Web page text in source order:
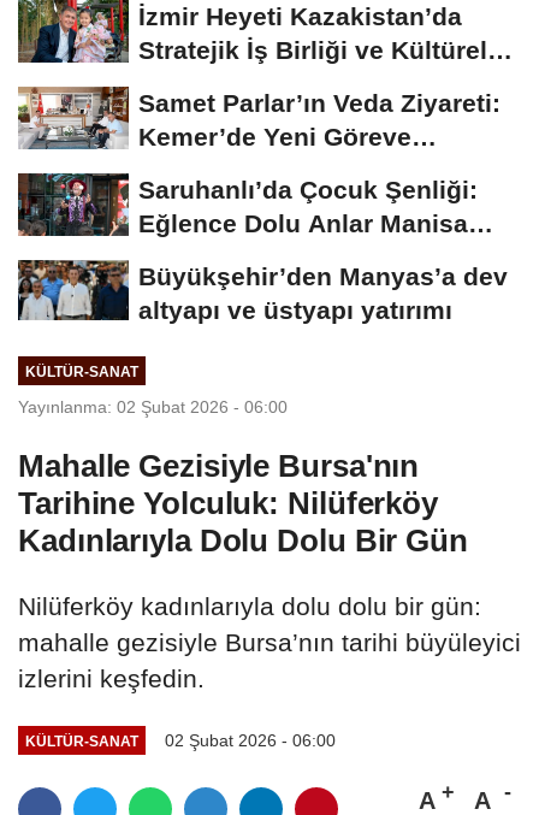
İzmir Heyeti Kazakistan’da
Stratejik İş Birliği ve Kültürel
Samet Parlar’ın Veda Ziyareti:
Kemer’de Yeni Göreve
Saruhanlı’da Çocuk Şenliği:
Eğlence Dolu Anlar Manisa
Büyükşehir’den Manyas’a dev
altyapı ve üstyapı yatırımı
KÜLTÜR-SANAT
Yayınlanma: 02 Şubat 2026 - 06:00
Mahalle Gezisiyle Bursa'nın
Tarihine Yolculuk: Nilüferköy
Kadınlarıyla Dolu Dolu Bir Gün
Nilüferköy kadınlarıyla dolu dolu bir gün:
mahalle gezisiyle Bursa’nın tarihi büyüleyici
izlerini keşfedin.
KÜLTÜR-SANAT 02 Şubat 2026 - 06:00
A A